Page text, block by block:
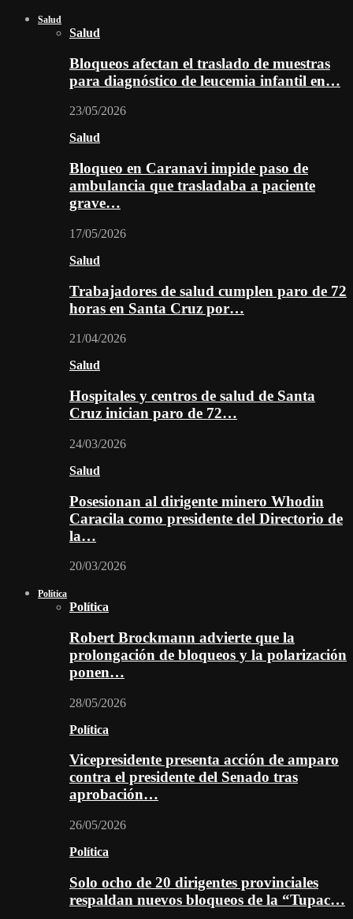
Salud
Salud
Bloqueos afectan el traslado de muestras
para diagnóstico de leucemia infantil en…
23/05/2026
Salud
Bloqueo en Caranavi impide paso de
ambulancia que trasladaba a paciente
grave…
17/05/2026
Salud
Trabajadores de salud cumplen paro de 72
horas en Santa Cruz por…
21/04/2026
Salud
Hospitales y centros de salud de Santa
Cruz inician paro de 72…
24/03/2026
Salud
Posesionan al dirigente minero Whodin
Caracila como presidente del Directorio de
la…
20/03/2026
Política
Política
Robert Brockmann advierte que la
prolongación de bloqueos y la polarización
ponen…
28/05/2026
Política
Vicepresidente presenta acción de amparo
contra el presidente del Senado tras
aprobación…
26/05/2026
Política
Solo ocho de 20 dirigentes provinciales
respaldan nuevos bloqueos de la “Tupac…